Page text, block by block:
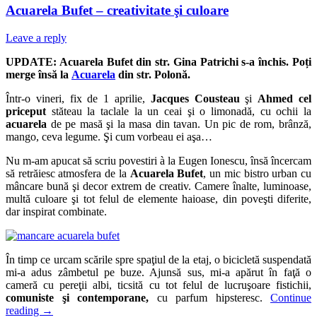
Acuarela Bufet – creativitate şi culoare
Leave a reply
UPDATE: Acuarela Bufet din str. Gina Patrichi s-a închis. Poți
merge însă la Acuarela din str. Polonă.
Într-o vineri, fix de 1 aprilie, Jacques Cousteau şi Ahmed cel
priceput stăteau la taclale la un ceai şi o limonadă, cu ochii la
acuarela de pe masă şi la masa din tavan. Un pic de rom, brânză,
mango, ceva legume. Şi cum vorbeau ei aşa…
Nu m-am apucat să scriu povestiri à la Eugen Ionescu, însă încercam
să retrăiesc atmosfera de la Acuarela Bufet, un mic bistro urban cu
mâncare bună şi decor extrem de creativ. Camere înalte, luminoase,
multă culoare şi tot felul de elemente haioase, din poveşti diferite,
dar inspirat combinate.
În timp ce urcam scările spre spaţiul de la etaj, o bicicletă suspendată
mi-a adus zâmbetul pe buze. Ajunsă sus, mi-a apărut în faţă o
cameră cu pereţii albi, ticsită cu tot felul de lucruşoare fistichii,
comuniste şi contemporane, cu parfum hipsteresc. Continue
reading →